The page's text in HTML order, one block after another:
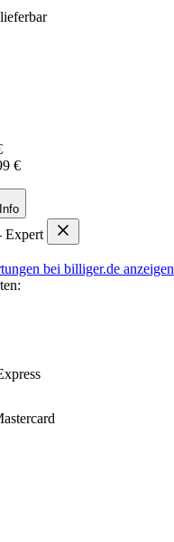
€
Expert
bei billiger.de anzeigen